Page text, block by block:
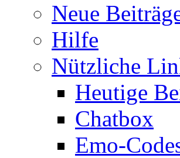
Neue
Hilfe
Nützliche
Heutige
Chatbox
Emo-